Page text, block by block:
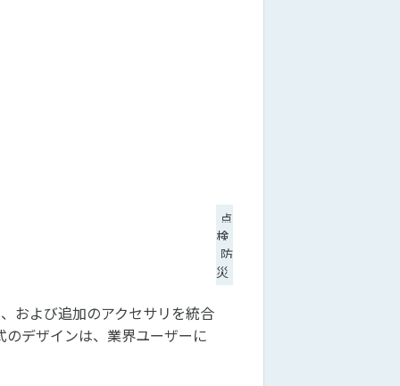
および追加のアクセサリを統合
デザインは、業界ユーザーに
点
検
防
災